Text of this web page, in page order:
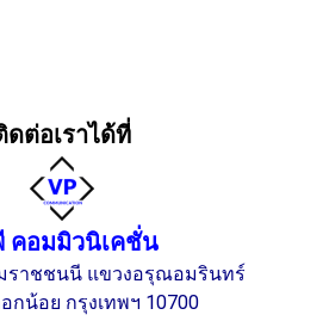
ดต่อเราได้ที่
คอมมิวนิเคชั่น
ราชชนนี แขวงอรุณอมรินทร์
กน้อย กรุงเทพฯ 10700